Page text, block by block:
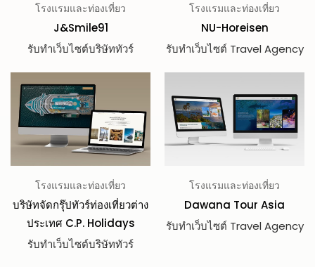
โรงแรมและท่องเที่ยว
J&Smile91
รับทำเว็บไซต์บริษัททัวร์
โรงแรมและท่องเที่ยว
NU-Horeisen
รับทำเว็บไซต์ Travel Agency
โรงแรมและท่องเที่ยว
บริษัทจัดกรุ๊ปทัวร์ท่องเที่ยวต่าง
ประเทศ C.P. Holidays
รับทำเว็บไซต์บริษัททัวร์
โรงแรมและท่องเที่ยว
Dawana Tour Asia
รับทำเว็บไซต์ Travel Agency